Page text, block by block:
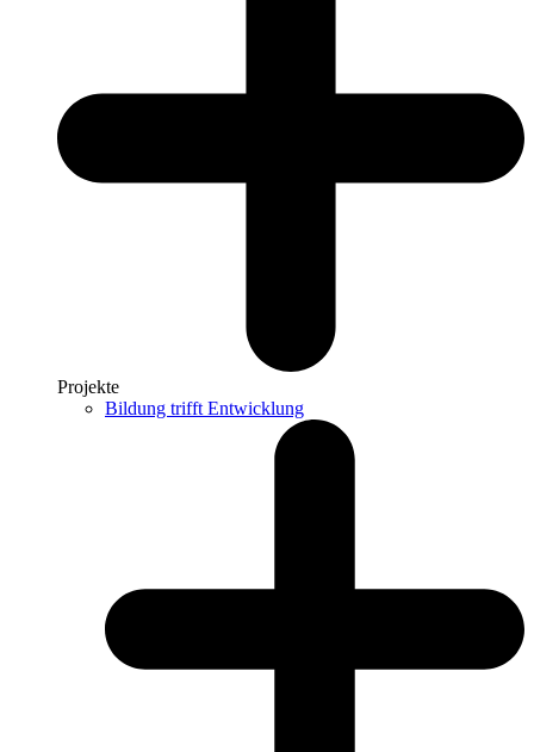
Projekte
Bildung trifft Entwicklung